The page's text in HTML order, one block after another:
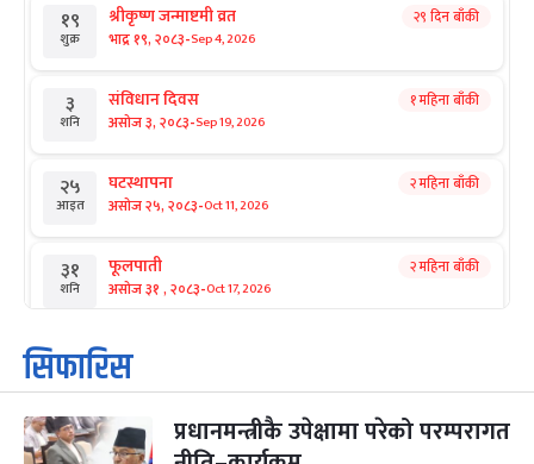
१९
शुक्र
श्रीकृष्ण जन्माष्टमी व्रत
भाद्र १९, २०८३-Sep 4, 2026
२९ दिन बाँकी
३
शनि
संविधान दिवस
असोज ३, २०८३-Sep 19, 2026
१ महिना बाँकी
२५
आइत
घटस्थापना
असोज २५, २०८३-Oct 11, 2026
२ महिना बाँकी
३१
शनि
फूलपाती
असोज ३१ , २०८३-Oct 17, 2026
२ महिना बाँकी
१
आइत
कार्तिक सङ्क्रान्ति
कार्तिक १, २०८३
३
मंगल
महानवमी
कार्तिक ३, २०८३-Oct 20, 2026
२ महिना बाँकी
सिफारिस
प्रधानमन्त्रीकै उपेक्षामा परेको परम्परागत